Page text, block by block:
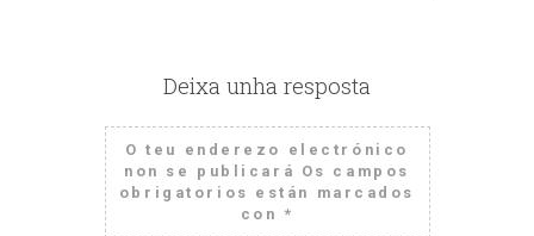
Deixa unha resposta
O teu enderezo electrónico
non se publicará Os campos
obrigatorios están marcados
con *